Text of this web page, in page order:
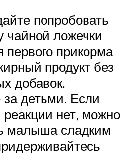
попробовать
чайной ложечки
первого прикорма
продукт без
добавок.
детьми. Если
реакции нет, можно
малыша сладким